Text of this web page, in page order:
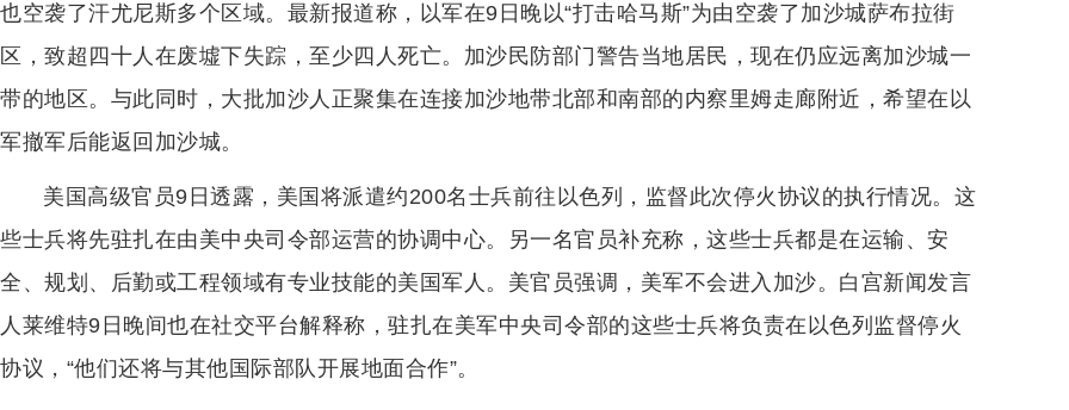
也空袭了汗尤尼斯多个区域。最新报道称，以军在9日晚以“打击哈马斯”为由空袭了加沙城萨布拉街
区，致超四十人在废墟下失踪，至少四人死亡。加沙民防部门警告当地居民，现在仍应远离加沙城一
带的地区。与此同时，大批加沙人正聚集在连接加沙地带北部和南部的内察里姆走廊附近，希望在以
军撤军后能返回加沙城。
美国高级官员9日透露，美国将派遣约200名士兵前往以色列，监督此次停火协议的执行情况。这
些士兵将先驻扎在由美中央司令部运营的协调中心。另一名官员补充称，这些士兵都是在运输、安
全、规划、后勤或工程领域有专业技能的美国军人。美官员强调，美军不会进入加沙。白宫新闻发言
人莱维特9日晚间也在社交平台解释称，驻扎在美军中央司令部的这些士兵将负责在以色列监督停火
协议，“他们还将与其他国际部队开展地面合作”。